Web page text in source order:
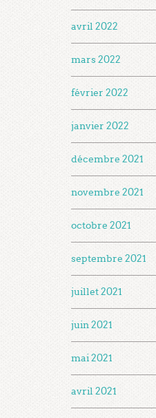
avril 2022
mars 2022
février 2022
janvier 2022
décembre 2021
novembre 2021
octobre 2021
septembre 2021
juillet 2021
juin 2021
mai 2021
avril 2021